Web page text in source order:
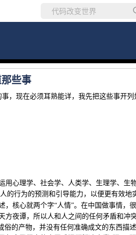
些事
，现在必须耳熟能详，我先把这些事开列
心理学、社会学、人类学、生理学、生
的行为的预测和引导能力，以便更有效地
核心就两个字“人情”。在中国做事情，
夜谭，所以人和人之间的任何矛盾和冲
的产物，并没有任何准确成文的东西描